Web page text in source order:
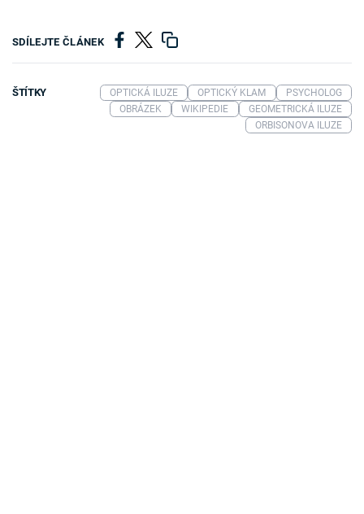
SDÍLEJTE ČLÁNEK
ŠTÍTKY OPTICKÁ ILUZE OPTICKÝ KLAM
PSYCHOLOG
OBRÁZEK
WIKIPEDIE
GEOMETRICKÁ ILUZE
ORBISONOVA ILUZE